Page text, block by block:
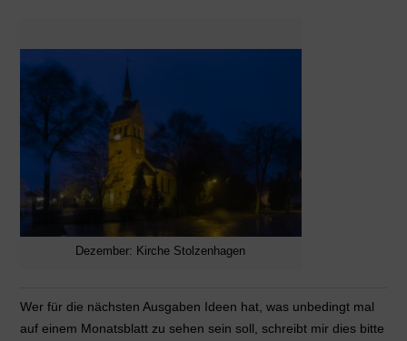
Dezember: Kirche Stolzenhagen
Wer für die nächsten Ausgaben Ideen hat, was unbedingt mal
auf einem Monatsblatt zu sehen sein soll, schreibt mir dies bitte